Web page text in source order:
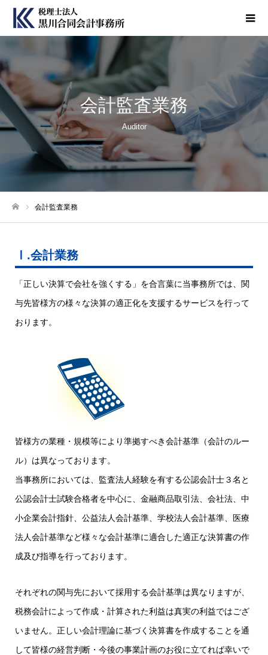
会計監査業務
Auditor
会計監査業務
Ⅰ.会計業務
「正しい決算で会社を強くする」を合言葉に当事務所では、関
与先皆様方の様々な決算の適正化を支援するサービスを行って
おります。
皆様方の業種・規模等により準拠すべき会計基準（会計のルー
ル）は異なっております。
当事務所においては、監査法人経験を有する公認会計士３名と
公認会計士試験合格者を中心に、金融商品取引法、会社法、中
小企業会計指針、公益法人会計基準、学校法人会計基準、医療
法人会計基準など様々な会計基準に適合した適正な決算書の作
成及び指導を行っております。
それぞれの関与先において採用する会計基準は異なりますが、
税務会計によって作成・計算された利益は真実の利益ではござ
いません。正しい会計理論に基づく決算書を作成することを通
して皆様の経営判断・今後の事業計画のお役に立てれば幸いで